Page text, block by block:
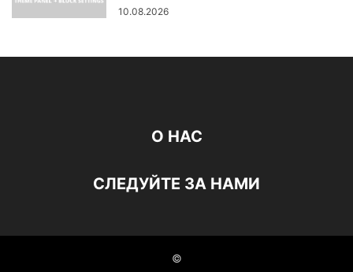
10.08.2026
О НАС
СЛЕДУЙТЕ ЗА НАМИ
©